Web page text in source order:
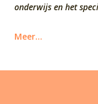
onderwijs en het
Meer…